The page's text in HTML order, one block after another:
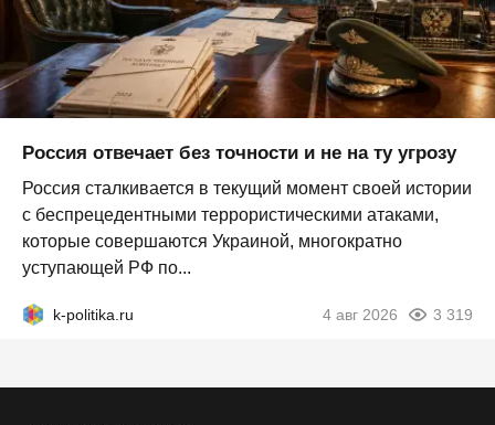
Россия отвечает без точности и не на ту угрозу
Россия сталкивается в текущий момент своей истории
с беспрецедентными террористическими атаками,
которые совершаются Украиной, многократно
уступающей РФ по...
k-politika.ru 4 авг 2026 3 319